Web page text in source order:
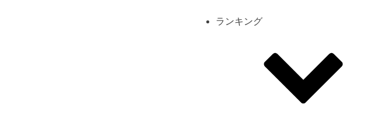
ランキング